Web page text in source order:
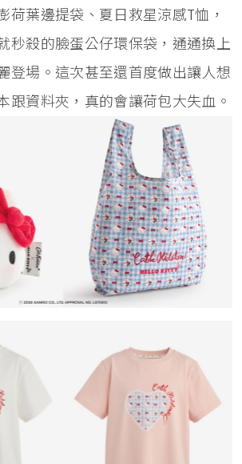
荷葉邊提袋、夏日救星涼感T恤，
秒殺的臉蛋公仔環保袋，通通換上
登場。這次甚至還首度做出讓人想
跟資料夾，真的會讓荷包大失血。